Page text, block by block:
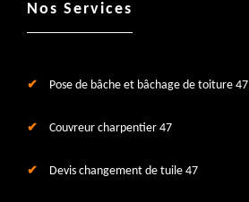
Nos Services
Pose de bâche et bâchage de toiture 47
Couvreur charpentier 47
Devis changement de tuile 47